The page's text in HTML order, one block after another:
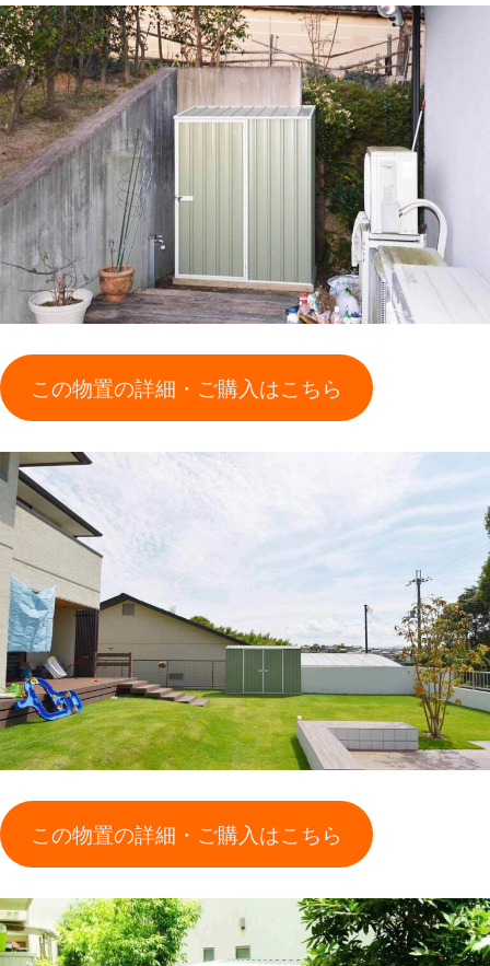
この物置の詳細・ご購入はこちら
この物置の詳細・ご購入はこちら